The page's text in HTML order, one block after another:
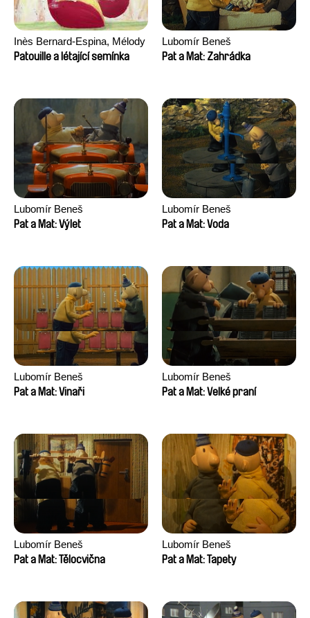
Inès Bernard-Espina, Mélody
Boulissière, Clémentine
Patouille a létající semínka
Lubomír Beneš
Pat a Mat: Zahrádka
Lubomír Beneš
Pat a Mat: Výlet
Lubomír Beneš
Pat a Mat: Voda
Lubomír Beneš
Pat a Mat: Vinaři
Lubomír Beneš
Pat a Mat: Velké praní
Lubomír Beneš
Pat a Mat: Tělocvična
Lubomír Beneš
Pat a Mat: Tapety